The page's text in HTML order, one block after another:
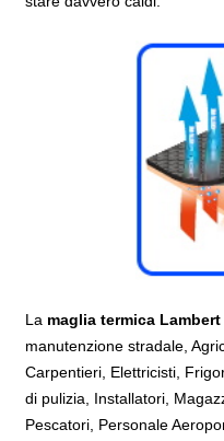
La maglia termica Lambert
manutenzione stradale,
Carpentieri, Elettricisti,
di pulizia, Installatori,
Pescatori, Personale